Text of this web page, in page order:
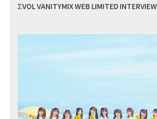
ΣVOL VANITYMIX WEB LIMITED INTERVIEW